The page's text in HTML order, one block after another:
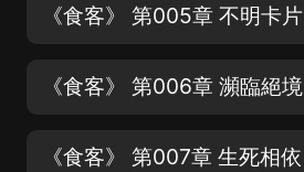
《食客》 第005章 不明卡片
《食客》 第006章 瀕臨絕境
《食客》 第007章 生死相依